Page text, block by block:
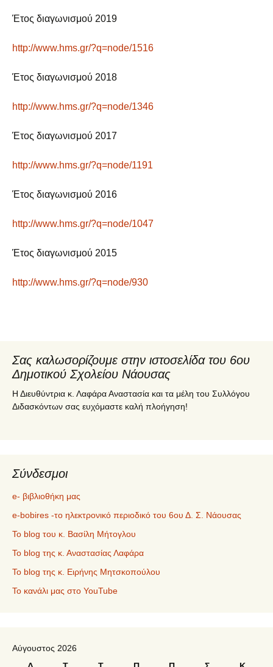
Έτος διαγωνισμού 2019
http://www.hms.gr/?q=node/1516
Έτος διαγωνισμού 2018
http://www.hms.gr/?q=node/1346
Έτος διαγωνισμού 2017
http://www.hms.gr/?q=node/1191
Έτος διαγωνισμού 2016
http://www.hms.gr/?q=node/1047
Έτος διαγωνισμού 2015
http://www.hms.gr/?q=node/930
Σας καλωσορίζουμε στην ιστοσελίδα του 6ου
Δημοτικού Σχολείου Νάουσας
Η Διευθύντρια κ. Λαφάρα Αναστασία και τα μέλη του Συλλόγου
Διδασκόντων σας ευχόμαστε καλή πλοήγηση!
Σύνδεσμοι
e- βιβλιοθήκη μας
e-bobires -το ηλεκτρονικό περιοδικό του 6ου Δ. Σ. Νάουσας
To blog του κ. Βασίλη Μήτογλου
Το blog της κ. Αναστασίας Λαφάρα
Το blog της κ. Ειρήνης Μητσκοπούλου
Το κανάλι μας στο YouTube
Αύγουστος 2026